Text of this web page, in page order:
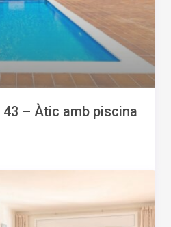
43 – Àtic amb piscina